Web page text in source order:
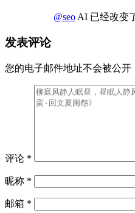
@seo AI 已经改变
发表评论
您的电子邮件地址不会被公开
评论 *
昵称 *
邮箱 *